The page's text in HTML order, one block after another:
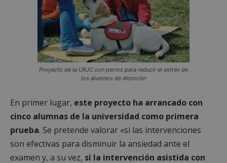
Proyecto de la URJC con perros para reducir el estrés de
los alumnos de Alcorcón
En primer lugar, este proyecto ha arrancado con
cinco alumnas de la universidad como primera
prueba. Se pretende valorar «si las intervenciones
son efectivas para disminuir la ansiedad ante el
examen y, a su vez, si la intervención asistida con